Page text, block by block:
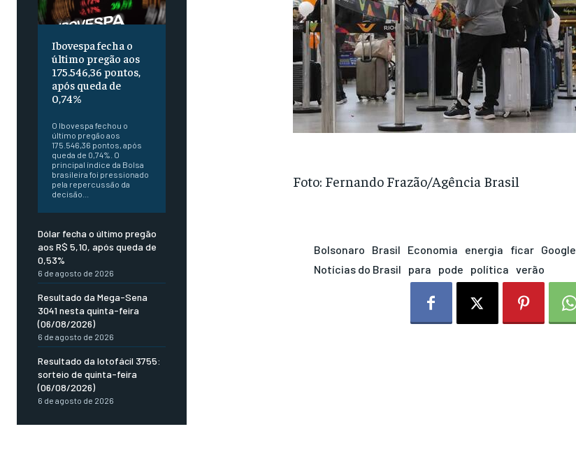
Ibovespa fecha o
último pregão aos
175.546,36 pontos,
após queda de
0,74%
O Ibovespa fechou o
último pregão aos
175.546,36 pontos, após
queda de 0,74%. O
principal índice da Bolsa
brasileira foi pressionado
pela repercussão da
decisão...
Dólar fecha o último pregão
aos R$ 5,10, após queda de
0,53%
6 de agosto de 2026
Resultado da Mega-Sena
3041 nesta quinta-feira
(06/08/2026)
6 de agosto de 2026
Resultado da lotofácil 3755:
sorteio de quinta-feira
(06/08/2026)
6 de agosto de 2026
Foto: Fernando Frazão/Agência Brasil
Bolsonaro Brasil Economia energia ficar Google
Notícias do Brasil
para pode política verão